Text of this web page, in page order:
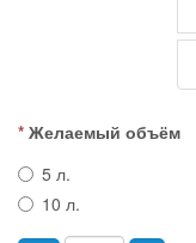
Желаемый объём
5 л.
10 л.